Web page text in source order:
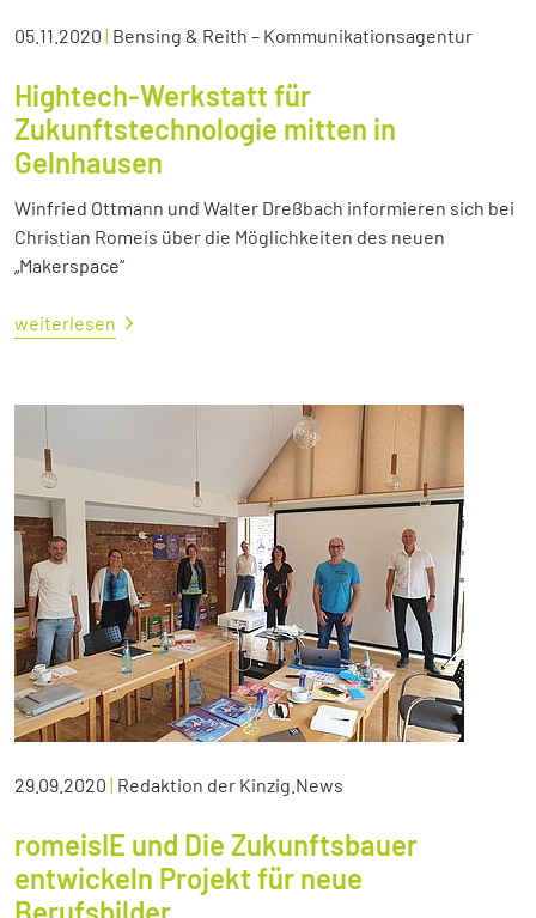
05.11.2020 | Bensing & Reith – Kommunikationsagentur
Hightech-Werkstatt für
Zukunftstechnologie mitten in
Gelnhausen
Winfried Ottmann und Walter Dreßbach informieren sich bei
Christian Romeis über die Möglichkeiten des neuen
„Makerspace“
weiterlesen
29.09.2020 | Redaktion der Kinzig.News
romeisIE und Die Zukunftsbauer
entwickeln Projekt für neue